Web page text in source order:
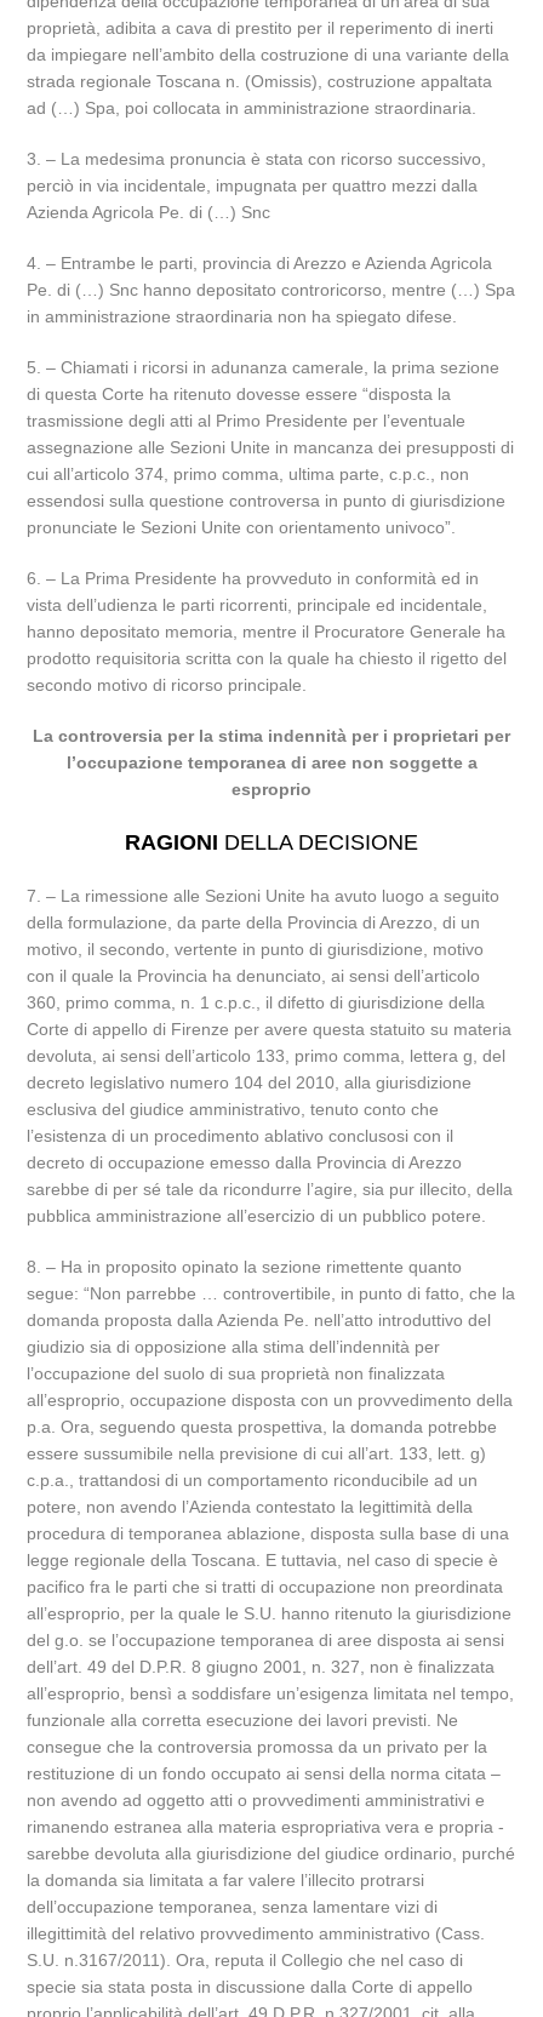
proprietà, adibita a cava di prestito per il reperimento di inerti
da impiegare nell’ambito della costruzione di una variante della
strada regionale Toscana n. (Omissis), costruzione appaltata
ad (…) Spa, poi collocata in amministrazione straordinaria.
3. – La medesima pronuncia è stata con ricorso successivo,
perciò in via incidentale, impugnata per quattro mezzi dalla
Azienda Agricola Pe. di (…) Snc
4. – Entrambe le parti, provincia di Arezzo e Azienda Agricola
Pe. di (…) Snc hanno depositato controricorso, mentre (…) Spa
in amministrazione straordinaria non ha spiegato difese.
5. – Chiamati i ricorsi in adunanza camerale, la prima sezione
di questa Corte ha ritenuto dovesse essere “disposta la
trasmissione degli atti al Primo Presidente per l’eventuale
assegnazione alle Sezioni Unite in mancanza dei presupposti di
cui all’articolo 374, primo comma, ultima parte, c.p.c., non
essendosi sulla questione controversa in punto di giurisdizione
pronunciate le Sezioni Unite con orientamento univoco”.
6. – La Prima Presidente ha provveduto in conformità ed in
vista dell’udienza le parti ricorrenti, principale ed incidentale,
hanno depositato memoria, mentre il Procuratore Generale ha
prodotto requisitoria scritta con la quale ha chiesto il rigetto del
secondo motivo di ricorso principale.
La controversia per la stima indennità per i proprietari per
l’occupazione temporanea di aree non soggette a
esproprio
RAGIONI DELLA DECISIONE
7. – La rimessione alle Sezioni Unite ha avuto luogo a seguito
della formulazione, da parte della Provincia di Arezzo, di un
motivo, il secondo, vertente in punto di giurisdizione, motivo
con il quale la Provincia ha denunciato, ai sensi dell’articolo
360, primo comma, n. 1 c.p.c., il difetto di giurisdizione della
Corte di appello di Firenze per avere questa statuito su materia
devoluta, ai sensi dell’articolo 133, primo comma, lettera g, del
decreto legislativo numero 104 del 2010, alla giurisdizione
esclusiva del giudice amministrativo, tenuto conto che
l’esistenza di un procedimento ablativo conclusosi con il
decreto di occupazione emesso dalla Provincia di Arezzo
sarebbe di per sé tale da ricondurre l’agire, sia pur illecito, della
pubblica amministrazione all’esercizio di un pubblico potere.
8. – Ha in proposito opinato la sezione rimettente quanto
segue: “Non parrebbe … controvertibile, in punto di fatto, che la
domanda proposta dalla Azienda Pe. nell’atto introduttivo del
giudizio sia di opposizione alla stima dell’indennità per
l’occupazione del suolo di sua proprietà non finalizzata
all’esproprio, occupazione disposta con un provvedimento della
p.a. Ora, seguendo questa prospettiva, la domanda potrebbe
essere sussumibile nella previsione di cui all’art. 133, lett. g)
c.p.a., trattandosi di un comportamento riconducibile ad un
potere, non avendo l’Azienda contestato la legittimità della
procedura di temporanea ablazione, disposta sulla base di una
legge regionale della Toscana. E tuttavia, nel caso di specie è
pacifico fra le parti che si tratti di occupazione non preordinata
all’esproprio, per la quale le S.U. hanno ritenuto la giurisdizione
del g.o. se l’occupazione temporanea di aree disposta ai sensi
dell’art. 49 del D.P.R. 8 giugno 2001, n. 327, non è finalizzata
all’esproprio, bensì a soddisfare un’esigenza limitata nel tempo,
funzionale alla corretta esecuzione dei lavori previsti. Ne
consegue che la controversia promossa da un privato per la
restituzione di un fondo occupato ai sensi della norma citata –
non avendo ad oggetto atti o provvedimenti amministrativi e
rimanendo estranea alla materia espropriativa vera e propria -
sarebbe devoluta alla giurisdizione del giudice ordinario, purché
la domanda sia limitata a far valere l’illecito protrarsi
dell’occupazione temporanea, senza lamentare vizi di
illegittimità del relativo provvedimento amministrativo (Cass.
S.U. n.3167/2011). Ora, reputa il Collegio che nel caso di
specie sia stata posta in discussione dalla Corte di appello